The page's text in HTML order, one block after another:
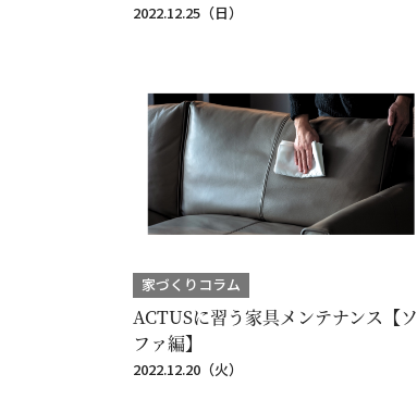
2022.12.25（日）
家づくりコラム
ACTUSに習う家具メンテナンス【ソ
ファ編】
2022.12.20（火）